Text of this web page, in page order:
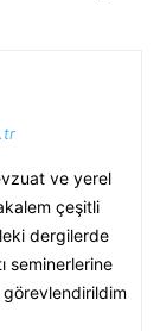
ve yerel
çeşitli
dergilerde
seminerlerine
görevlendirildim